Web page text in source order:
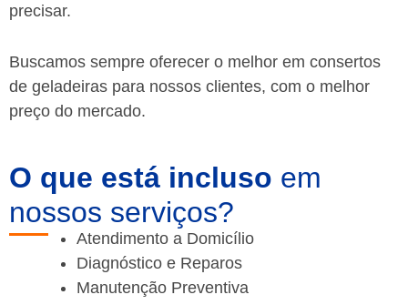
precisar.
Buscamos sempre oferecer o melhor em consertos
de geladeiras para nossos clientes, com o melhor
preço do mercado.
O que está incluso em
nossos serviços?
Atendimento a Domicílio
Diagnóstico e Reparos
Manutenção Preventiva